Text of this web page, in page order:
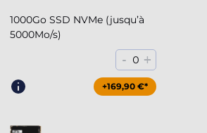
1000Go SSD NVMe (jusqu’à
5000Mo/s)
- 0 +
+169,90 €*